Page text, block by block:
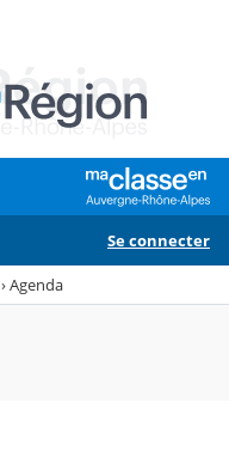
Se connecter
›Agenda